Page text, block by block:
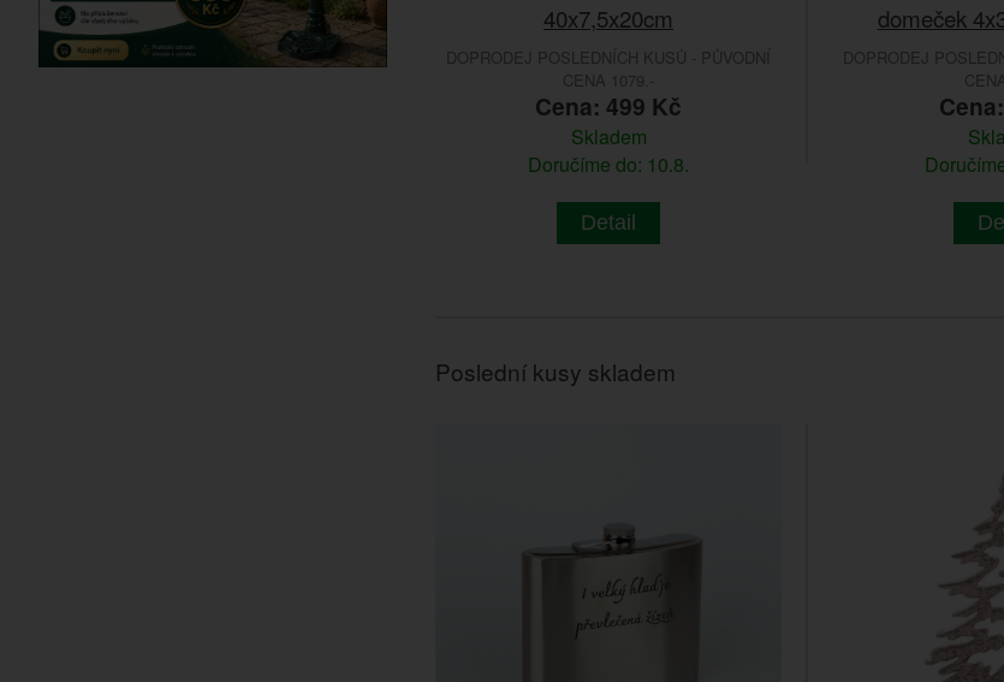
40x7,5x20cm
DOPRODEJ POSLEDNÍCH KUSŮ - PŮVODNÍ
CENA 1079.-
Cena: 499 Kč
Skladem
Doručíme do: 10.8.
Detail
domeček
DOPRODEJ
Poslední kusy skladem